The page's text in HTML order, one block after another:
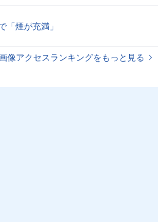
「煙が充満」
像アクセスランキングをもっと見る